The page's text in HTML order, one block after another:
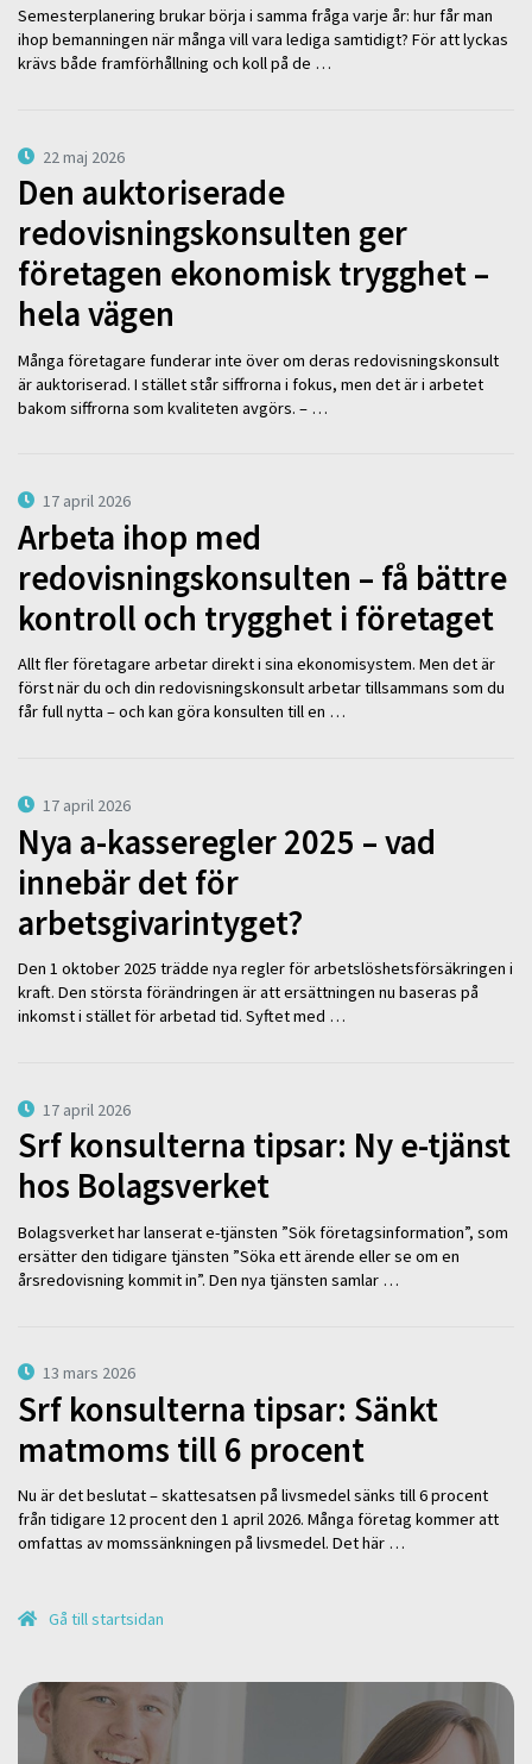
Semesterplanering brukar börja i samma fråga varje år: hur får man
ihop bemanningen när många vill vara lediga samtidigt? För att lyckas
krävs både framförhållning och koll på de …
22 maj 2026
Den auktoriserade
redovisningskonsulten ger
företagen ekonomisk trygghet –
hela vägen
Många företagare funderar inte över om deras redovisningskonsult
är auktoriserad. I stället står siffrorna i fokus, men det är i arbetet
bakom siffrorna som kvaliteten avgörs. – …
17 april 2026
Arbeta ihop med
redovisningskonsulten – få bättre
kontroll och trygghet i företaget
Allt fler företagare arbetar direkt i sina ekonomisystem. Men det är
först när du och din redovisningskonsult arbetar tillsammans som du
får full nytta – och kan göra konsulten till en …
17 april 2026
Nya a-kasseregler 2025 – vad
innebär det för
arbetsgivarintyget?
Den 1 oktober 2025 trädde nya regler för arbetslöshetsförsäkringen i
kraft. Den största förändringen är att ersättningen nu baseras på
inkomst i stället för arbetad tid. Syftet med …
17 april 2026
Srf konsulterna tipsar: Ny e-tjänst
hos Bolagsverket
Bolagsverket har lanserat e-tjänsten ”Sök företagsinformation”, som
ersätter den tidigare tjänsten ”Söka ett ärende eller se om en
årsredovisning kommit in”. Den nya tjänsten samlar …
13 mars 2026
Srf konsulterna tipsar: Sänkt
matmoms till 6 procent
Nu är det beslutat – skattesatsen på livsmedel sänks till 6 procent
från tidigare 12 procent den 1 april 2026. Många företag kommer att
omfattas av momssänkningen på livsmedel. Det här …
Gå till startsidan